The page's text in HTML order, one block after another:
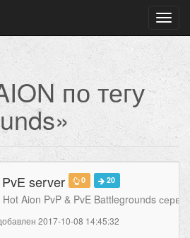
по тегу
server 0 20
Aion PvP & PvE Battlegrounds
2017-10-08 14:45:32